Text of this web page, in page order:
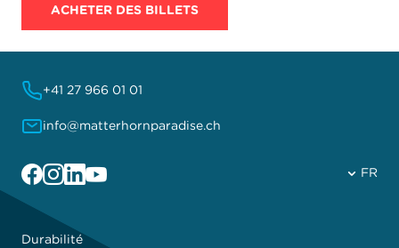
ACHETER DES BILLETS
+41 27 966 01 01
info@matterhornparadise.ch
Facebook
Instagram
Linkedin
YouTube FR
Durabilité